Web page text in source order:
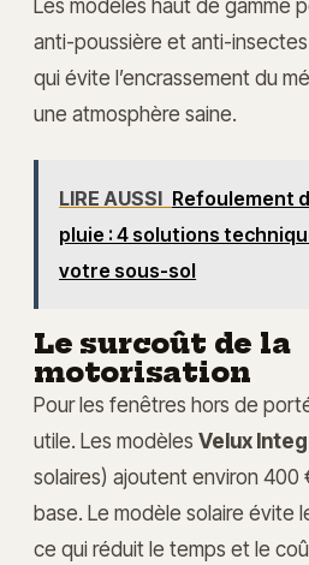
Les modèles haut de gamme
anti-poussière et anti-
qui évite l’encrassement du
une atmosphère saine.
LIRE AUSSI Refoulement
pluie : 4 solutions
votre sous-sol
Le surcoût de la
motorisation
Pour les fenêtres hors de
utile. Les modèles Velux
solaires) ajoutent environ 400
base. Le modèle solaire évite
ce qui réduit le temps et le